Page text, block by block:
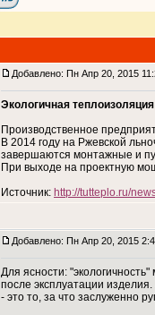
Добавлено: Пн Апр 20, 2015
Экологичная
Производственное
В 2014 году на Ржевской
завершаются монтажные и
При выходе на проектную
Источник: http://tutteplo.ru/
Добавлено: Пн Апр 20, 2015
Для ясности:
после эксплуатации
- это то, за что заслуженно